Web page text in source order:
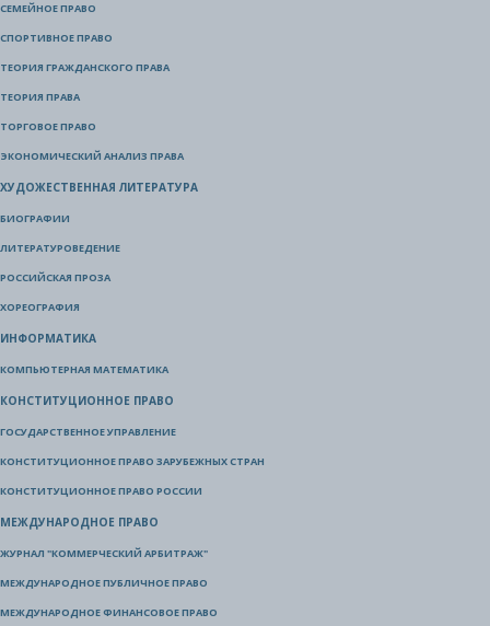
СЕМЕЙНОЕ ПРАВО
СПОРТИВНОЕ ПРАВО
ТЕОРИЯ ГРАЖДАНСКОГО ПРАВА
ТЕОРИЯ ПРАВА
ТОРГОВОЕ ПРАВО
ЭКОНОМИЧЕСКИЙ АНАЛИЗ ПРАВА
ХУДОЖЕСТВЕННАЯ ЛИТЕРАТУРА
БИОГРАФИИ
ЛИТЕРАТУРОВЕДЕНИЕ
РОССИЙСКАЯ ПРОЗА
ХОРЕОГРАФИЯ
ИНФОРМАТИКА
КОМПЬЮТЕРНАЯ МАТЕМАТИКА
КОНСТИТУЦИОННОЕ ПРАВО
ГОСУДАРСТВЕННОЕ УПРАВЛЕНИЕ
КОНСТИТУЦИОННОЕ ПРАВО ЗАРУБЕЖНЫХ СТРАН
КОНСТИТУЦИОННОЕ ПРАВО РОССИИ
МЕЖДУНАРОДНОЕ ПРАВО
ЖУРНАЛ "КОММЕРЧЕСКИЙ АРБИТРАЖ"
МЕЖДУНАРОДНОЕ ПУБЛИЧНОЕ ПРАВО
МЕЖДУНАРОДНОЕ ФИНАНСОВОЕ ПРАВО